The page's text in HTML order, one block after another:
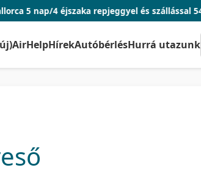
repjeggyel és szállással 54.910 Ft/fő
AirHelpHírekAutóbérlésHurrá utazunk